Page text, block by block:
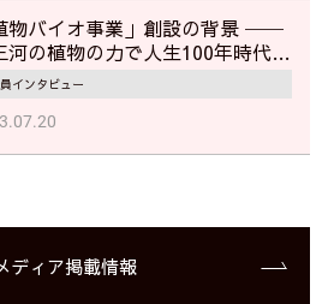
物バイオ事業」創設の背景 ──
河の植物の力で人生100年時代を
く、健やかに
インタビュー
ディア掲載情報